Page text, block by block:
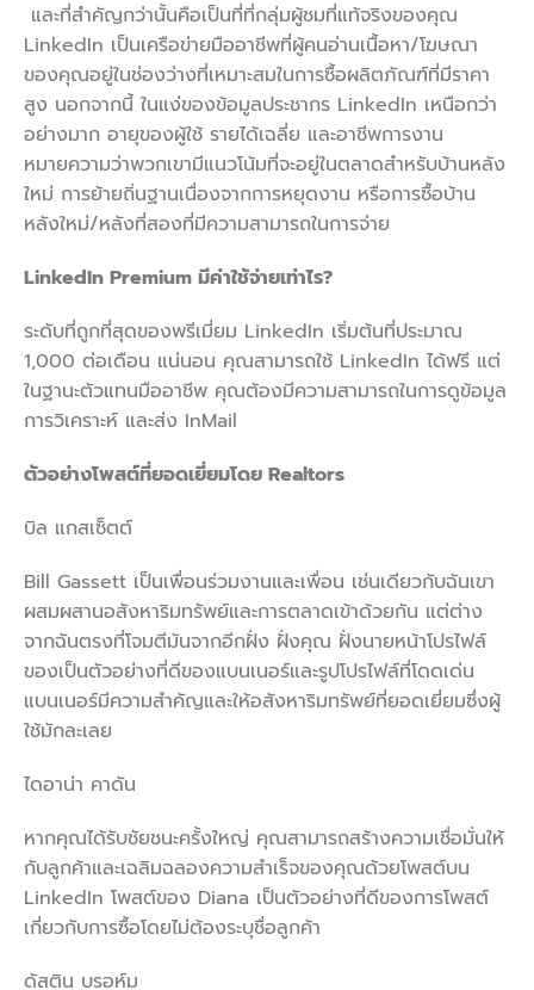
‍ และที่สำคัญกว่านั้นคือเป็นที่ที่กลุ่มผู้ชมที่แท้จริงของคุณ
LinkedIn เป็นเครือข่ายมืออาชีพที่ผู้คนอ่านเนื้อหา/โฆษณา
ของคุณอยู่ในช่องว่างที่เหมาะสมในการซื้อผลิตภัณฑ์ที่มีราคา
สูง นอกจากนี้ ในแง่ของข้อมูลประชากร LinkedIn เหนือกว่า
อย่างมาก อายุของผู้ใช้ รายได้เฉลี่ย และอาชีพการงาน
หมายความว่าพวกเขามีแนวโน้มที่จะอยู่ในตลาดสำหรับบ้านหลัง
ใหม่ การย้ายถิ่นฐานเนื่องจากการหยุดงาน หรือการซื้อบ้าน
หลังใหม่/หลังที่สองที่มีความสามารถในการจ่าย
LinkedIn Premium มีค่าใช้จ่ายเท่าไร?
ระดับที่ถูกที่สุดของพรีเมี่ยม LinkedIn เริ่มต้นที่ประมาณ
1,000 ต่อเดือน แน่นอน คุณสามารถใช้ LinkedIn ได้ฟรี แต่
ในฐานะตัวแทนมืออาชีพ คุณต้องมีความสามารถในการดูข้อมูล
การวิเคราะห์ และส่ง InMail
ตัวอย่างโพสต์ที่ยอดเยี่ยมโดย Realtors
บิล แกสเซ็ตต์
Bill Gassett เป็นเพื่อนร่วมงานและเพื่อน เช่นเดียวกับฉันเขา
ผสมผสานอสังหาริมทรัพย์และการตลาดเข้าด้วยกัน แต่ต่าง
จากฉันตรงที่โจมตีมันจากอีกฝั่ง ฝั่งคุณ ฝั่งนายหน้าโปรไฟล์
ของเป็นตัวอย่างที่ดีของแบนเนอร์และรูปโปรไฟล์ที่โดดเด่น
แบนเนอร์มีความสำคัญและให้อสังหาริมทรัพย์ที่ยอดเยี่ยมซึ่งผู้
ใช้มักละเลย
ไดอาน่า คาดัน
หากคุณได้รับชัยชนะครั้งใหญ่ คุณสามารถสร้างความเชื่อมั่นให้
กับลูกค้าและเฉลิมฉลองความสำเร็จของคุณด้วยโพสต์บน
LinkedIn โพสต์ของ Diana เป็นตัวอย่างที่ดีของการโพสต์
เกี่ยวกับการซื้อโดยไม่ต้องระบุชื่อลูกค้า
ดัสติน บรอห์ม